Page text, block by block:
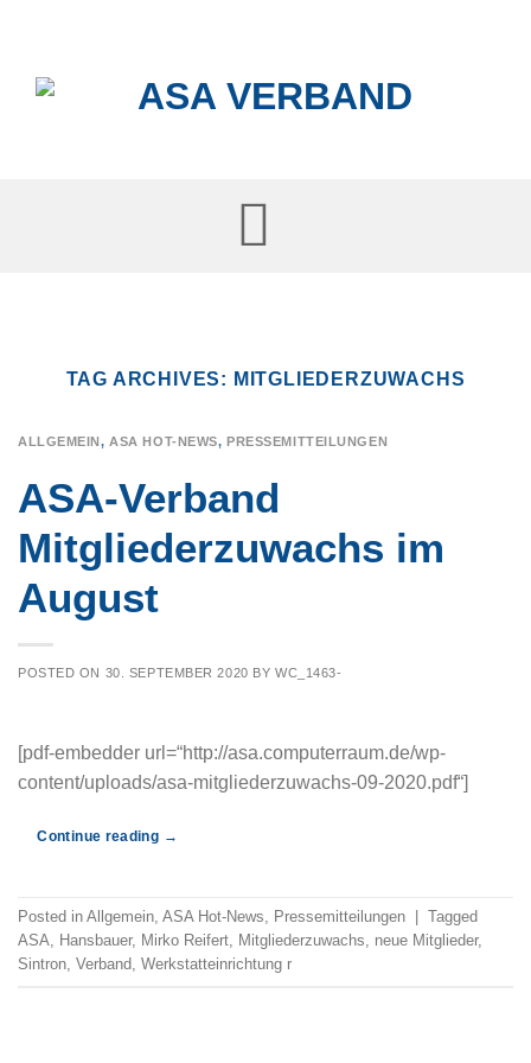
content
TAG ARCHIVES: MITGLIEDERZUWACHS
ALLGEMEIN, ASA HOT-NEWS,PRESSEMITTEILUNGEN
ASA-Verband
Mitgliederzuwachs im
August
POSTED ON 30. SEPTEMBER 2020 BY WC_1463-
[pdf-embedder url=“http://asa.computerraum.de/wp-
content/uploads/asa-mitgliederzuwachs-09-2020.pdf“]
Continue reading →
Posted in Allgemein, ASA Hot-News, Pressemitteilungen
Tagged
ASA, Hansbauer, Mirko Reifert, Mitgliederzuwachs, neue Mitglieder,
Sintron, Verband, Werkstatteinrichtung r